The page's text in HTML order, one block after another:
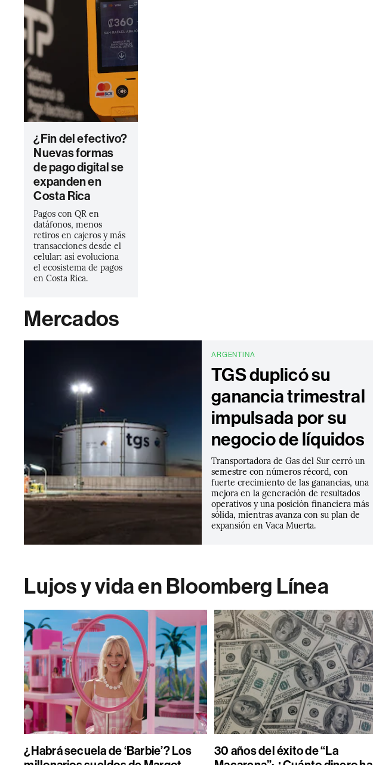
¿Fin del efectivo?
Nuevas formas
de pago digital se
expanden en
Costa Rica
Pagos con QR en
datáfonos, menos
retiros en cajeros y más
transacciones desde el
celular: así evoluciona
el ecosistema de pagos
en Costa Rica.
Mercados
ARGENTINA
TGS duplicó su
ganancia trimestral
impulsada por su
negocio de líquidos
Transportadora de Gas del Sur cerró un
semestre con números récord, con
fuerte crecimiento de las ganancias, una
mejora en la generación de resultados
operativos y una posición financiera más
sólida, mientras avanza con su plan de
expansión en Vaca Muerta.
Lujos y vida en Bloomberg Línea
¿Habrá secuela de ‘Barbie’? Los
30 años del éxito de “La